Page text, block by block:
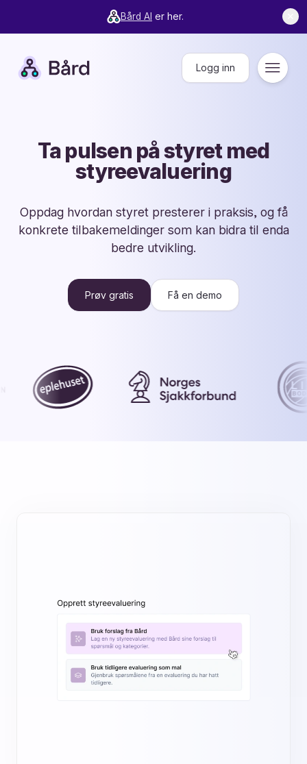
Bård AI er her.
Bård Logg inn
Meny
Ta pulsen på styret med
styreevaluering
Oppdag hvordan styret presterer i praksis, og få
konkrete tilbakemeldinger som kan bidra til enda
bedre utvikling.
Prøv gratis Få en demo